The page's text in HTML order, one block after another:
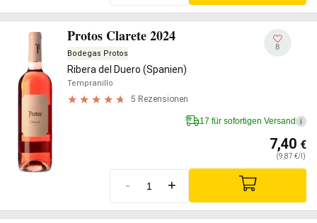
Protos Clarete 2024
Bodegas Protos
Ribera del Duero (Spanien)
Tempranillo
5 Rezensionen
8
17 für sofortigen Versand i
7,40 €
(9,87 €/l)
- +